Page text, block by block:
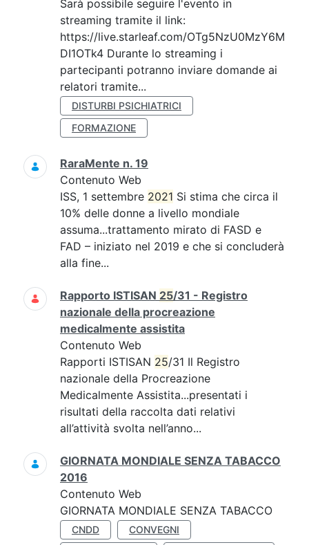
Sarà possibile seguire l'evento in
streaming tramite il link:
https://live.starleaf.com/OTg5NzU0MzY6M
DI1OTk4 Durante lo streaming i
partecipanti potranno inviare domande ai
relatori tramite...
DISTURBI PSICHIATRICI
FORMAZIONE
RaraMente n. 19
Contenuto Web
ISS, 1 settembre 2021 Si stima che circa il
10% delle donne a livello mondiale
assuma...trattamento mirato di FASD e
FAD – iniziato nel 2019 e che si concluderà
alla fine...
Rapporto ISTISAN 25/31 - Registro
nazionale della procreazione
medicalmente assistita
Contenuto Web
Rapporti ISTISAN 25/31 Il Registro
nazionale della Procreazione
Medicalmente Assistita...presentati i
risultati della raccolta dati relativi
all’attività svolta nell’anno...
GIORNATA MONDIALE SENZA TABACCO
2016
Contenuto Web
GIORNATA MONDIALE SENZA TABACCO
CNDD
CONVEGNI